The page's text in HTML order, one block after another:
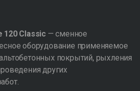
120 Classic — сменное
оборудование применяемое
покрытий, рыхления
других